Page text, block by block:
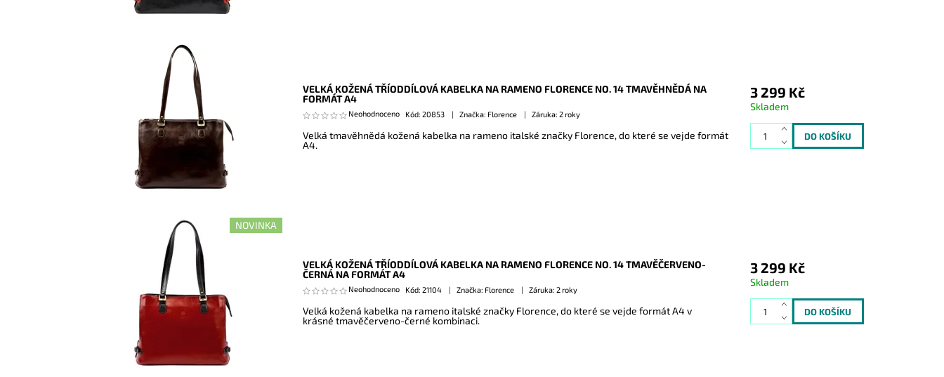
VELKÁ KOŽENÁ TŘÍODDÍLOVÁ KABELKA NA RAMENO FLORENCE NO. 14 TMAVĚHNĚDÁ NA
FORMÁT A4
Neohodnoceno Kód: 20853 Značka: Florence Záruka: 2 roky
Velká tmavěhnědá kožená kabelka na rameno italské značky Florence, do které se vejde formát
A4.
3 299 Kč
Skladem
NOVINKA
VELKÁ KOŽENÁ TŘÍODDÍLOVÁ KABELKA NA RAMENO FLORENCE NO. 14 TMAVĚČERVENO-
ČERNÁ NA FORMÁT A4
Neohodnoceno Kód: 21104 Značka: Florence Záruka: 2 roky
Velká kožená kabelka na rameno italské značky Florence, do které se vejde formát A4 v
krásné tmavěčerveno-černé kombinaci.
3 299 Kč
Skladem